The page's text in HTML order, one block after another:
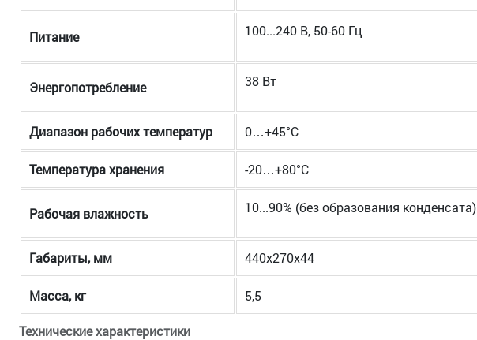
Технические характеристики
Питание 100...240 В, 50-60 Гц
Энергопотребление 38 Вт
Диапазон рабочих температур 0…+45°С
Температура хранения -20…+80°С
Рабочая влажность 10...90% (без образования конденсата)
Габариты, мм 440х270х44
Масса, кг 5,5